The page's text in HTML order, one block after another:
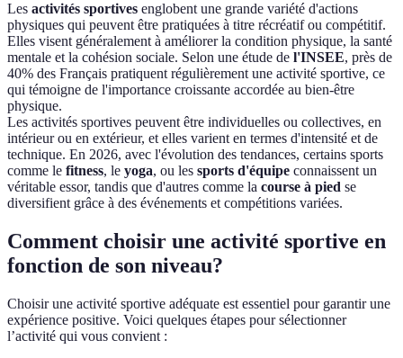
Les activités sportives englobent une grande variété d'actions
physiques qui peuvent être pratiquées à titre récréatif ou compétitif.
Elles visent généralement à améliorer la condition physique, la santé
mentale et la cohésion sociale. Selon une étude de l'INSEE, près de
40% des Français pratiquent régulièrement une activité sportive, ce
qui témoigne de l'importance croissante accordée au bien-être
physique.
Les activités sportives peuvent être individuelles ou collectives, en
intérieur ou en extérieur, et elles varient en termes d'intensité et de
technique. En 2026, avec l'évolution des tendances, certains sports
comme le fitness, le yoga, ou les sports d'équipe connaissent un
véritable essor, tandis que d'autres comme la course à pied se
diversifient grâce à des événements et compétitions variées.
Comment choisir une activité sportive en
fonction de son niveau?
Choisir une activité sportive adéquate est essentiel pour garantir une
expérience positive. Voici quelques étapes pour sélectionner
l’activité qui vous convient :